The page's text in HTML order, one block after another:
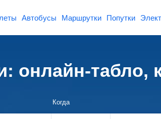
Автобусы Маршрутки Попутки
онлайн-табло,
Когда